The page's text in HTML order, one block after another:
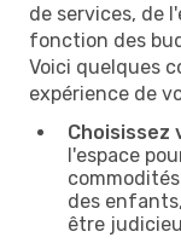
de services, de
fonction des
Voici quelques
expérience de
Choisissez
l'espace
des
être